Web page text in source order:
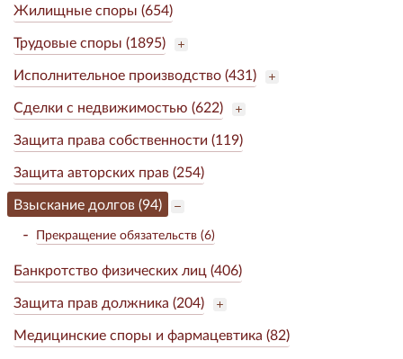
Жилищные споры (654)
Трудовые споры (1895)
Исполнительное производство (431)
Сделки с недвижимостью (622)
Защита права собственности (119)
Защита авторских прав (254)
Взыскание долгов (94)
Прекращение обязательств (6)
Банкротство физических лиц (406)
Защита прав должника (204)
Медицинские споры и фармацевтика (82)